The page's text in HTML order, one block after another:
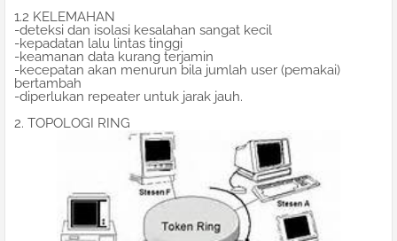
1.2 KELEMAHAN
-deteksi dan isolasi kesalahan sangat kecil
-kepadatan lalu lintas tinggi
-keamanan data kurang terjamin
-kecepatan akan menurun bila jumlah user (pemakai)
bertambah
-diperlukan repeater untuk jarak jauh.
2. TOPOLOGI RING